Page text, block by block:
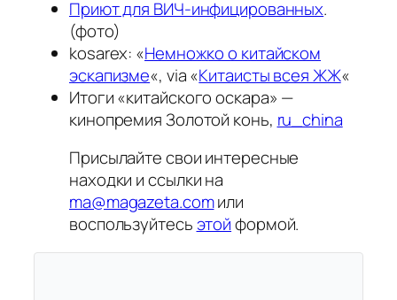
Приют для ВИЧ-инфицированных.
(фото)
kosarex: «Немножко о китайском
эскапизме«, via «Китаисты всея ЖЖ«
Итоги «китайского оскара» —
кинопремия Золотой конь, ru_china
Присылайте свои интересные
находки и ссылки на
ma@magazeta.comили
воспользуйтесьэтойформой.